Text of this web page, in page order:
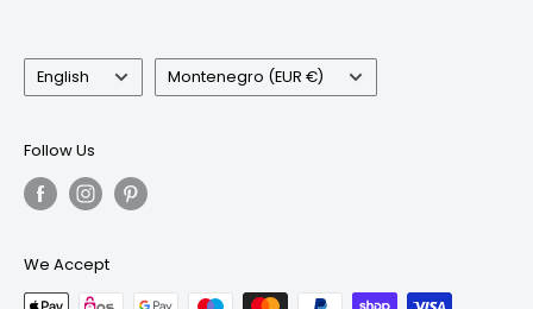
Language
English Country/region
Montenegro (EUR €)
Follow Us
We Accept